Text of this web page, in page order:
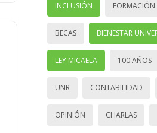
INCLUSIÓN FORMACIÓN
BECAS BIENESTAR
LEY MICAELA 100 AÑOS
UNR CONTABILIDAD
OPINIÓN CHARLAS